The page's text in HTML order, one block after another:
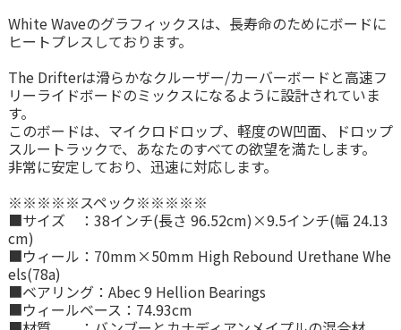
White Waveのグラフィックスは、長寿命のためにボードに
ヒートプレスしております。
The Drifterは滑らかなクルーザー/カーバーボードと高速フ
リーライドボードのミックスになるように設計されていま
す。
このボードは、マイクロドロップ、軽度のW凹面、ドロップ
スルートラックで、あなたのすべての欲望を満たします。
非常に安定しており、迅速に対応します。
※※※※※スペック※※※※※
■サイズ ：38インチ(長さ 96.52cm)×9.5インチ(幅 24.13
cm)
■ウィール：70mm×50mm High Rebound Urethane Whe
els(78a)
■ベアリング：Abec 9 Hellion Bearings
■ウィールベース：74.93cm